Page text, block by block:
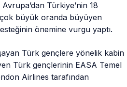
Türkiye’nin 18
büyük oranda büyüyen
önemine vurgu yaptı.
Türk gençlere yönelik kabin
Türk gençlerinin EASA Temel
Airlines tarafından